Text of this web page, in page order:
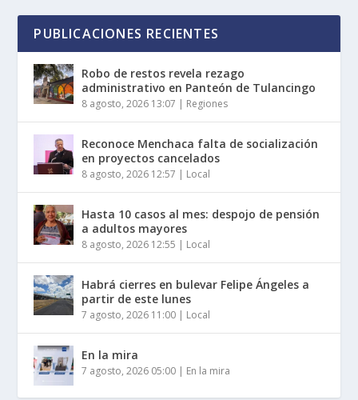
PUBLICACIONES RECIENTES
Robo de restos revela rezago
administrativo en Panteón de Tulancingo
8 agosto, 2026 13:07 | Regiones
Reconoce Menchaca falta de socialización
en proyectos cancelados
8 agosto, 2026 12:57 | Local
Hasta 10 casos al mes: despojo de pensión
a adultos mayores
8 agosto, 2026 12:55 | Local
Habrá cierres en bulevar Felipe Ángeles a
partir de este lunes
7 agosto, 2026 11:00 | Local
En la mira
7 agosto, 2026 05:00 | En la mira